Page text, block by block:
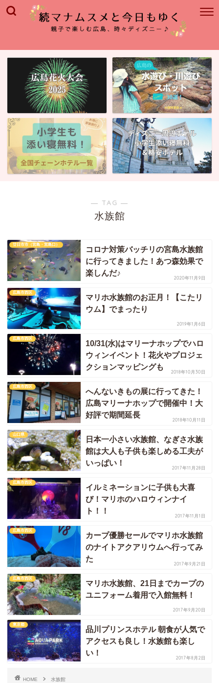
― TAG ―
水族館
廿日市市（宮島・宮島口）
コロナ対策バッチリの宮島水族館
に行ってきました！あつ森効果で
楽しんだ♪
2020年11月9日
広島市西区
マリホ水族館のお正月！【こたリ
ウム】でまったり
2019年1月6日
広島市西区
10/31(水)はマリーナホップでハロ
ウィンイベント！花火やプロジェ
クションマッピングも
2018年10月30日
広島市西区
へんないきもの展に行ってきた！
広島マリーナホップで開催中！大
好評で期間延長
2018年10月11日
山口県
日本一小さい水族館、なぎさ水族
館は大人も子供も楽しめる工夫が
いっぱい！
2017年11月28日
広島市西区
イルミネーションに子供も大喜
び！マリホのハロウィンナイ
ト！！
2017年11月1日
広島市西区
カープ優勝セールでマリホ水族館
のナイトアクアリウムへ行ってみ
た
2017年9月21日
広島市西区
マリホ水族館、21日までカープの
ユニフォーム着用で入館無料！
2017年9月20日
東京都
品川プリンスホテル 朝食が人気で
アクセスも良し！水族館も楽し
い！
2017年8月2日
HOME 水族館